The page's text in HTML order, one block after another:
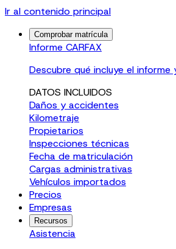
Ir al contenido principal
Comprobar matrícula
Informe CARFAX
Descubre qué incluye el informe
DATOS INCLUIDOS
Daños y accidentes
Kilometraje
Propietarios
Inspecciones técnicas
Fecha de matriculación
Cargas administrativas
Vehículos importados
Precios
Empresas
Recursos
Asistencia